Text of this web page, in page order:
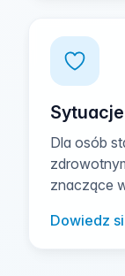
Dla osób
znaczące
Dowiedz